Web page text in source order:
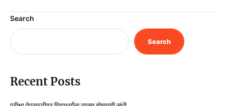
Search
Search
Recent Posts